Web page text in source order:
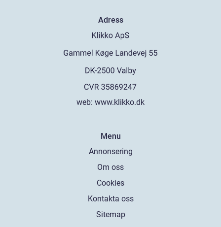
Adress
web: www.klikko.dk
Menu
Annonsering
Om oss
Cookies
Kontakta oss
Sitemap